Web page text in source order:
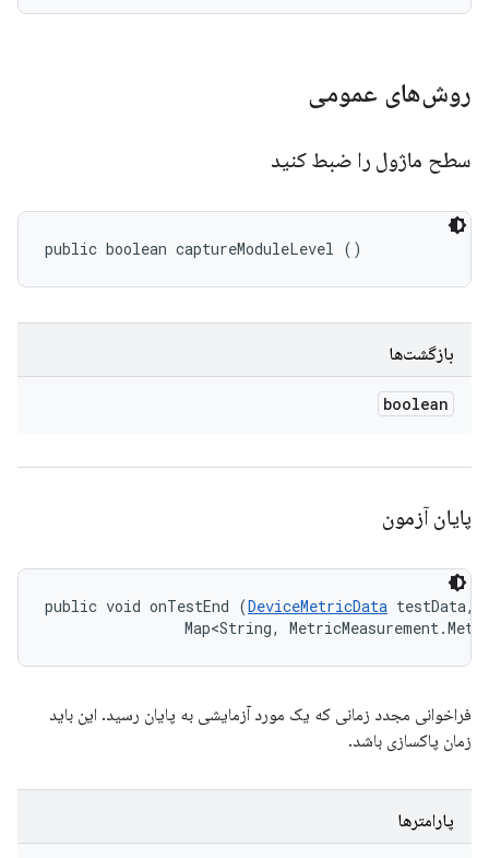
روش‌های عمومی
سطح ماژول را ضبط کنید
public boolean captureModuleLevel ()
بازگشت‌ها
boolean
پایان آزمون
public void onTestEnd (DeviceMetricData testData,
Map<String,
فراخوانی مجدد زمانی که یک مورد آزمایشی به پایان رسید. این باید
زمان پاکسازی باشد.
پارامترها